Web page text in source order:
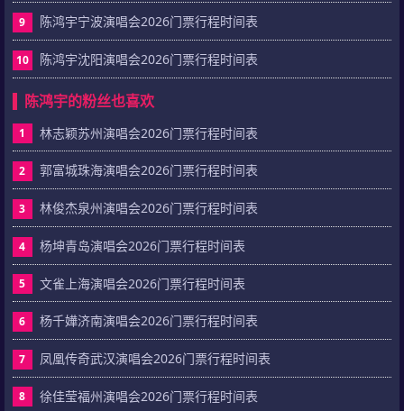
9 陈鸿宇宁波演唱会2026门票行程时间表
10 陈鸿宇沈阳演唱会2026门票行程时间表
陈鸿宇的粉丝也喜欢
1 林志颖苏州演唱会2026门票行程时间表
2 郭富城珠海演唱会2026门票行程时间表
3 林俊杰泉州演唱会2026门票行程时间表
4 杨坤青岛演唱会2026门票行程时间表
5 文雀上海演唱会2026门票行程时间表
6 杨千嬅济南演唱会2026门票行程时间表
7 凤凰传奇武汉演唱会2026门票行程时间表
8 徐佳莹福州演唱会2026门票行程时间表